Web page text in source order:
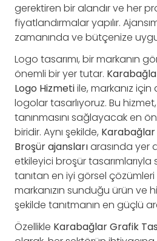
gerektiren bir alandır ve her
fiyatlandırmalar yapılır.
zamanında ve bütçenize
Logo tasarımı, bir markanın
önemli bir yer tutar.
Logo Hizmetiile, markanız için
logolar tasarlıyoruz. Bu hizmet,
tanınmasını sağlayacak en
biridir. Aynı şekilde, Karabağlar
Broşür ajanslarıarasında yer
etkileyici broşür tasarımlarıyla
tanıtan en iyi görsel çözümleri
markanızın sunduğu ürün ve
şekilde tanıtmanın en güçlü
Özellikle Karabağlar Grafik